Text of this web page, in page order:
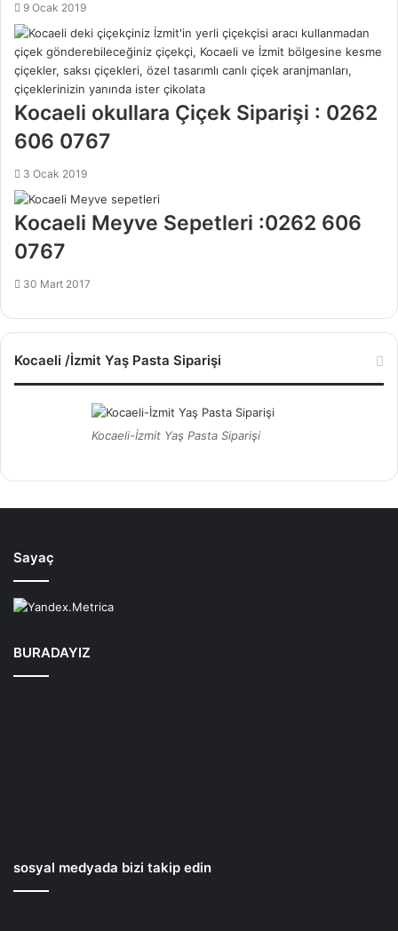
9 Ocak 2019
Kocaeli okullara Çiçek Siparişi : 0262
606 0767
3 Ocak 2019
Kocaeli Meyve Sepetleri :0262 606
0767
30 Mart 2017
Kocaeli /İzmit Yaş Pasta Siparişi
Kocaeli-İzmit Yaş Pasta Siparişi
Sayaç
BURADAYIZ
sosyal medyada bizi takip edin